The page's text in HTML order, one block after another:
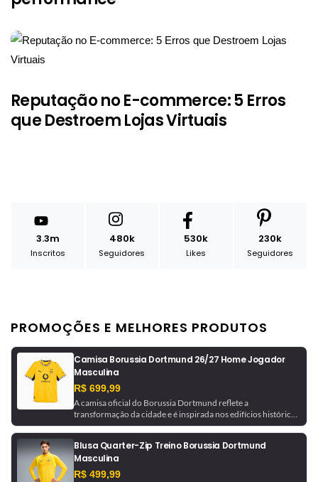
Reputação no E-commerce: 5 Erros
que Destroem Lojas Virtuais
3.3m
Inscritos
480k
Seguidores
530k
Likes
230k
Seguidores
PROMOÇÕES E MELHORES PRODUTOS
Camisa Borussia Dortmund 26/27 Home Jogador
Masculina
R$ 699,99
A camisa oficial do Borussia Dortmund reflete a
transformação da cidade e é inspirada nos edifícios históricos
que ajudaram a moldá-la. Com tecnologia de gerenciamento
usado pela equipe.
Blusa Quarter-Zip Treino Borussia Dortmund
Masculina
R$ 499,99